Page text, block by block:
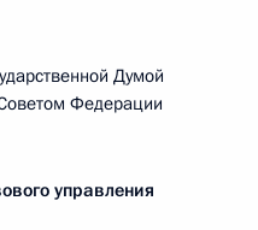
Думой
Федерации
управления